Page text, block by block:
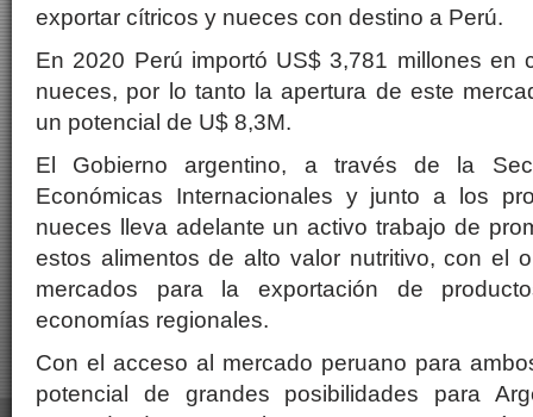
exportar cítricos y nueces con destino a Perú.
En 2020 Perú importó US$ 3,781 millones en
nueces, por lo tanto la apertura de este
un potencial de U$ 8,3M.
El Gobierno argentino, a través de la
Económicas Internacionales y junto a los
nueces lleva adelante un activo trabajo de
estos alimentos de alto valor nutritivo, con el
mercados para la exportación de
economías regionales.
Con el acceso al mercado peruano para
potencial de grandes posibilidades para